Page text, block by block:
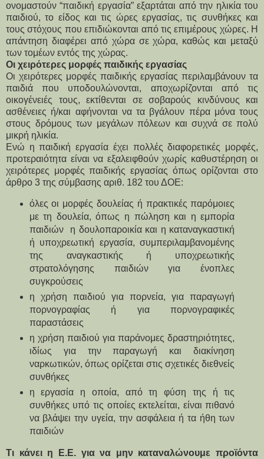
ονομαστούν “παιδική εργασία” εξαρτάται από την ηλικία του
παιδιού, το είδος και τις ώρες εργασίας, τις συνθήκες και
τους στόχους που επιδιώκονται από τις επιμέρους χώρες. Η
απάντηση διαφέρει από χώρα σε χώρα, καθώς και μεταξύ
των τομέων εντός της χώρας.
Οι χειρότερες μορφές παιδικής εργασίας
Οι χειρότερες μορφές παιδικής εργασίας περιλαμβάνουν τα
παιδιά που υποδουλώνονται, αποχωρίζονται από τις
οικογένειές τους, εκτίθενται σε σοβαρούς κινδύνους και
ασθένειες ή/και αφήνονται να τα βγάλουν πέρα μόνα τους
στους δρόμους των μεγάλων πόλεων και συχνά σε πολύ
μικρή ηλικία.
Ενώ η παιδική εργασία έχει πολλές διαφορετικές μορφές,
προτεραιότητα είναι να εξαλειφθούν χωρίς καθυστέρηση οι
χειρότερες μορφές παιδικής εργασίας όπως ορίζονται στο
άρθρο 3 της σύμβασης αριθ. 182 του ΔΟΕ:
όλες οι μορφές δουλείας ή πρακτικές παρόμοιες
με τη δουλεία, όπως η πώληση και η εμπορία
παιδιών  η δουλοπαροικία και η καταναγκαστική
ή υποχρεωτική εργασία, συμπεριλαμβανομένης
της αναγκαστικής ή υποχρεωτικής
στρατολόγησης παιδιών για ένοπλες
συγκρούσεις
η χρήση παιδιού για πορνεία, για παραγωγή
πορνογραφίας ή για πορνογραφικές
παραστάσεις
η χρήση παιδιού για παράνομες δραστηριότητες,
ιδίως για την παραγωγή και διακίνηση
ναρκωτικών, όπως ορίζεται στις σχετικές διεθνείς
συνθήκες
η εργασία η οποία, από τη φύση της ή τις
συνθήκες υπό τις οποίες εκτελείται, είναι πιθανό
να βλάψει την υγεία, την ασφάλεια ή τα ήθη των
παιδιών
Τι κάνει η Ε.Ε. για να μην καταναλώνουμε προϊόντα